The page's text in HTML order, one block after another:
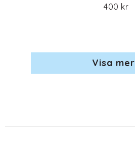
400 kr
Visa mer